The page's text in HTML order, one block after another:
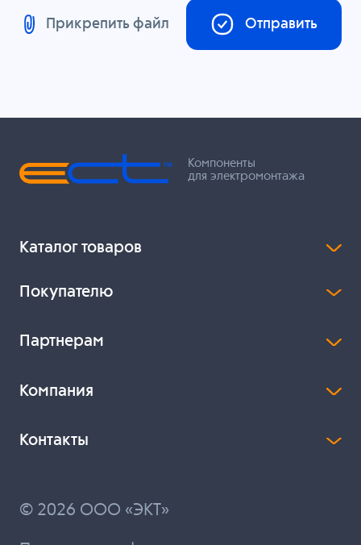
Прикрепить файл Отправить
Компоненты
для электромонтажа
Каталог товаров
Покупателю
Партнерам
Компания
Контакты
© 2026 ООО «ЭКТ»